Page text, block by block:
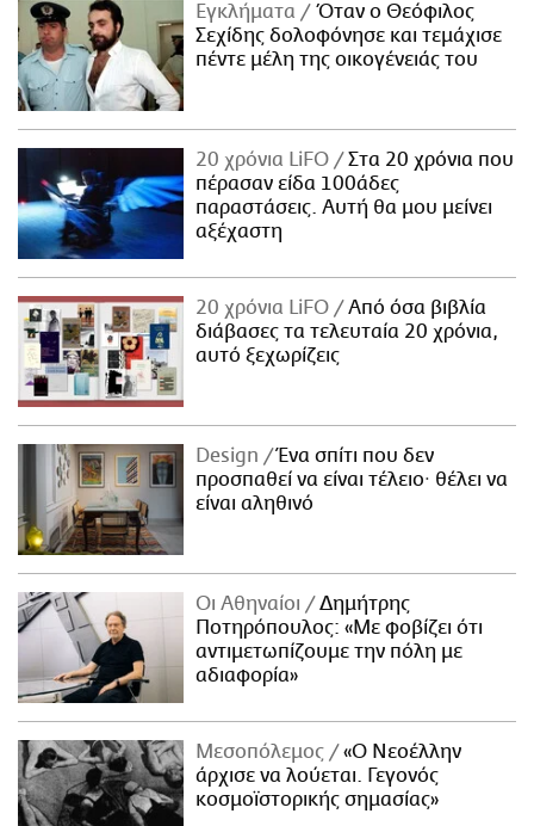
Εγκλήματα
Όταν ο Θεόφιλος
Σεχίδης δολοφόνησε και τεμάχισε
πέντε μέλη της οικογένειάς του
20 χρόνια LiFO
Στα 20 χρόνια που
πέρασαν είδα 100άδες
παραστάσεις. Αυτή θα μου μείνει
αξέχαστη
20 χρόνια LiFO
Από όσα βιβλία
διάβασες τα τελευταία 20 χρόνια,
αυτό ξεχωρίζεις
Design
Ένα σπίτι που δεν
προσπαθεί να είναι τέλειο· θέλει να
είναι αληθινό
Οι Αθηναίοι
Δημήτρης
Ποτηρόπουλος: «Με φοβίζει ότι
αντιμετωπίζουμε την πόλη με
αδιαφορία»
Μεσοπόλεμος
«Ο Νεοέλλην
άρχισε να λούεται. Γεγονός
κοσμοϊστορικής σημασίας»